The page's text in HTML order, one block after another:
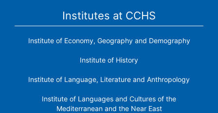
Institutes at CCHS
Institute of Economy, Geography and Demography
Institute of History
Institute of Language, Literature and Anthropology
Institute of Languages ​​and Cultures of the
Mediterranean and the Near East